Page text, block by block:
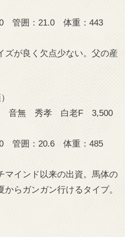
管囲：21.0 体重：443
が良く欠点少ない。父の産
音無 秀孝 白老F 3,500
管囲：20.6 体重：485
インド以来の出資。馬体の
らガンガン行けるタイプ。